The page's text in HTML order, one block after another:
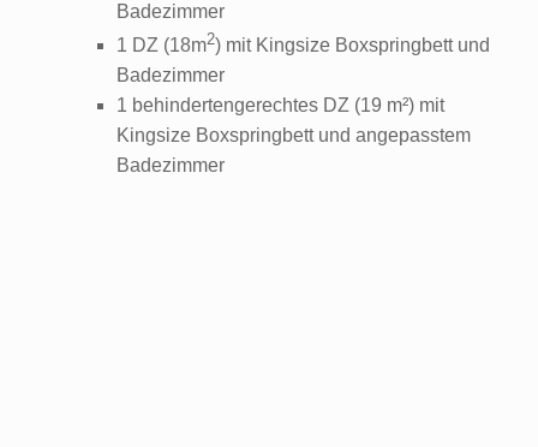
Badezimmer
1 DZ (18m2) mit Kingsize Boxspringbett und
Badezimmer
1 behindertengerechtes DZ (19 m²) mit
Kingsize Boxspringbett und angepasstem
Badezimmer